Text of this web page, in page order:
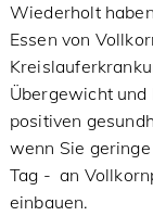
Wiederholt
Essen von
Übergewicht und
positiven
wenn Sie
Tag - an
einbauen.